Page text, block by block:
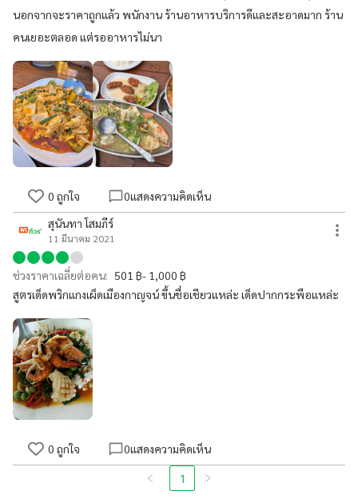
นอกจากจะราคาถูกแล้ว พนักงาน ร้านอาหารบริการดีและสะอาดมาก ร้าน
คนเยอะตลอด แต่รออาหารไม่นา
0 ถูกใจ 0แสดงความคิดเห็น
สุนันทา โสมภีร์
11 มีนาคม 2021
ช่วงราคาเฉลี่ยต่อคน: 501 ฿- 1,000 ฿
สูตรเด็ดพริกแกงเผ็ดเมืองกาญจน์ ขึ้นชื่อเชียวแหล่ะ เด็ดปากกระพือแหล่ะ
0 ถูกใจ 0แสดงความคิดเห็น
1